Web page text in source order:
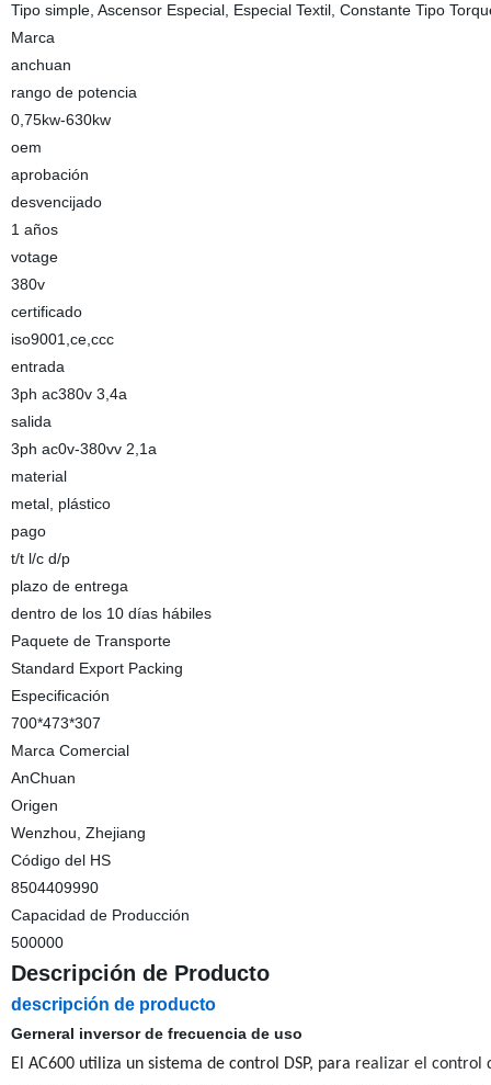
Tipo simple, Ascensor Especial, Especial Textil, Constante Tipo
Marca
anchuan
rango de potencia
0,75kw-630kw
oem
aprobación
desvencijado
1 años
votage
380v
certificado
iso9001,ce,ccc
entrada
3ph ac380v 3,4a
salida
3ph ac0v-380vv 2,1a
material
metal, plástico
pago
t/t l/c d/p
plazo de entrega
dentro de los 10 días hábiles
Paquete de Transporte
Standard Export Packing
Especificación
700*473*307
Marca Comercial
AnChuan
Origen
Wenzhou, Zhejiang
Código del HS
8504409990
Capacidad de Producción
500000
Descripción de Producto
descripción de producto
Gerneral inversor de frecuencia de uso
El AC600 utiliza un sistema de control DSP, para realizar el control